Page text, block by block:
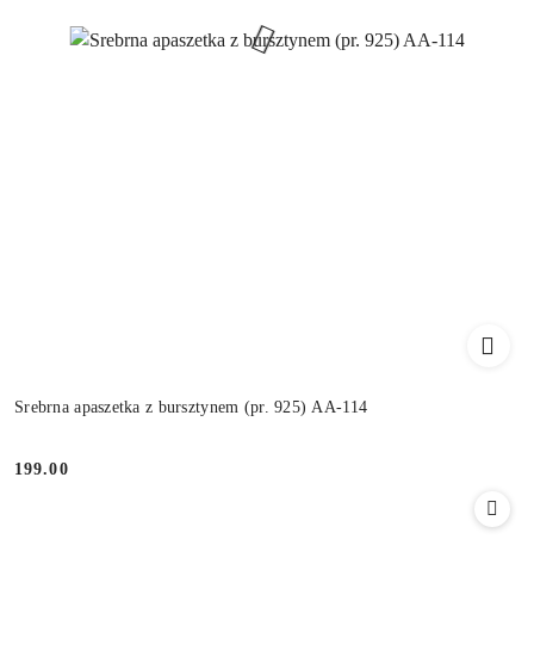
Srebrna apaszetka z bursztynem (pr. 925) AA-114
Cena:
199.00